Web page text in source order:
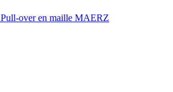
Pull-over en maille MAERZ